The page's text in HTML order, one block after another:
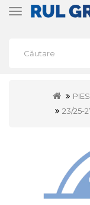
Toggle
23/25-